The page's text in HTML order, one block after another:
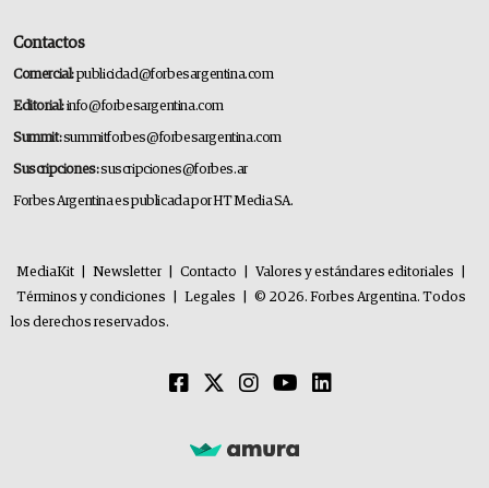
Contactos
Comercial:publicidad@forbesargentina.com
Editorial:info@forbesargentina.com
Summit:summitforbes@forbesargentina.com
Suscripciones:suscripciones@forbes.ar
Forbes Argentina es publicada por HT Media SA.
MediaKit Newsletter Contacto Valores y estándares editoriales
Términos y condiciones
Legales
© 2026. Forbes Argentina. Todos
los derechos reservados.